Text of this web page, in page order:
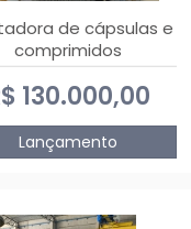
de cápsulas e
comprimidos
- 2-2R3
130.000,00
Lançamento